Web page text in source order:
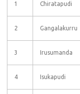
1 Chiratapudi
2 Gangalakurru
3 Irusumanda
4 Isukapudi